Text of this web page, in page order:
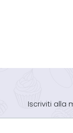
Iscriviti alla